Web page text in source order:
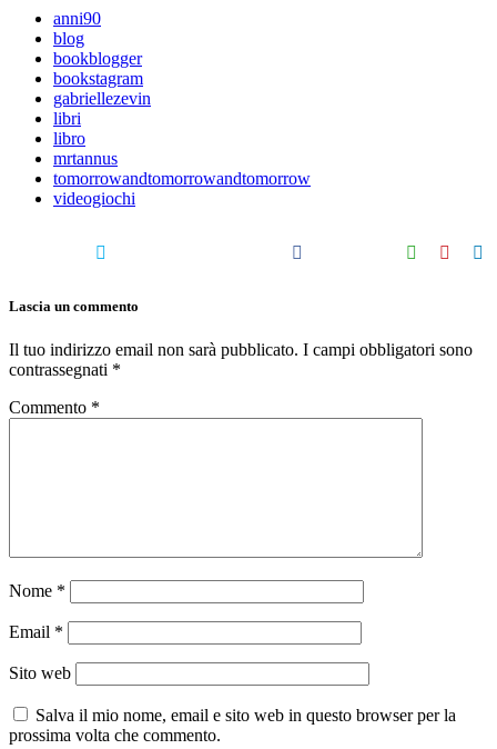
anni90
blog
bookblogger
bookstagram
gabriellezevin
libri
libro
mrtannus
tomorrowandtomorrowandtomorrow
videogiochi
Lascia un commento
Il tuo indirizzo email non sarà pubblicato. I campi obbligatori sono
contrassegnati *
Commento *
Nome *
Email *
Sito web
Salva il mio nome, email e sito web in questo browser per la
prossima volta che commento.